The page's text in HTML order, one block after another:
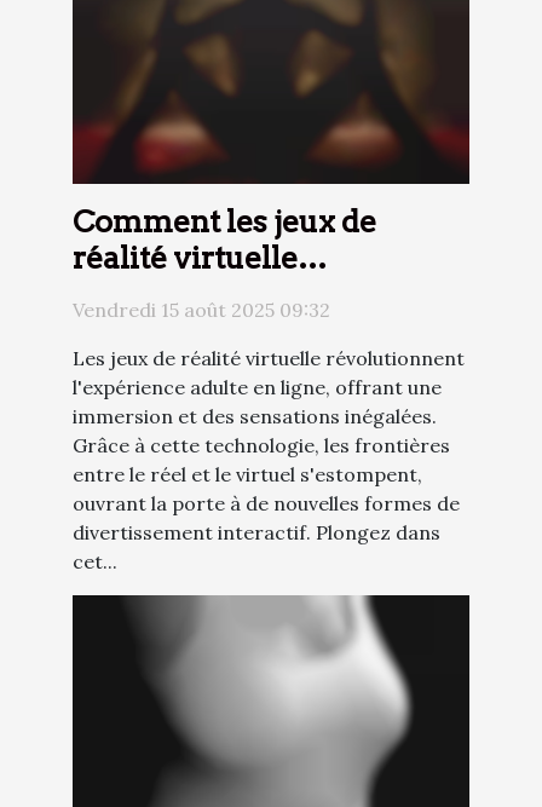
Comment les jeux de
réalité virtuelle
transforment l'expérience
Vendredi 15 août 2025 09:32
Les jeux de réalité virtuelle révolutionnent
l'expérience adulte en ligne, offrant une
immersion et des sensations inégalées.
Grâce à cette technologie, les frontières
entre le réel et le virtuel s'estompent,
ouvrant la porte à de nouvelles formes de
divertissement interactif. Plongez dans
cet...